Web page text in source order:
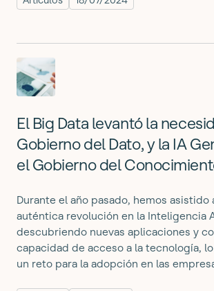
El Big Data levantó la
Gobierno del Dato, y la IA
el Gobierno del
Durante el año pasado, hemos asistido
auténtica revolución en la Inteligencia
descubriendo nuevas aplicaciones y
capacidad de acceso a la tecnología,
un reto para la adopción en las